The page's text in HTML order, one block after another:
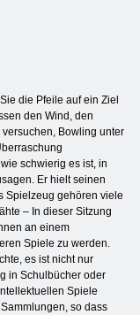
die Pfeile auf ein Ziel
den Wind, den
Bowling unter
schwierig es ist, in
Er hielt seinen
Spielzeug gehören viele
– In dieser Sitzung
an einem
Spiele zu werden.
es ist nicht nur
in Schulbücher oder
Spiele
so dass